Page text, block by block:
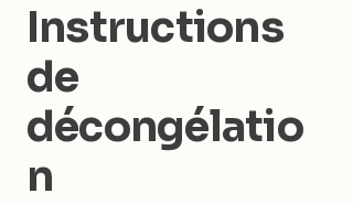
Instructions
de
décongélatio
n